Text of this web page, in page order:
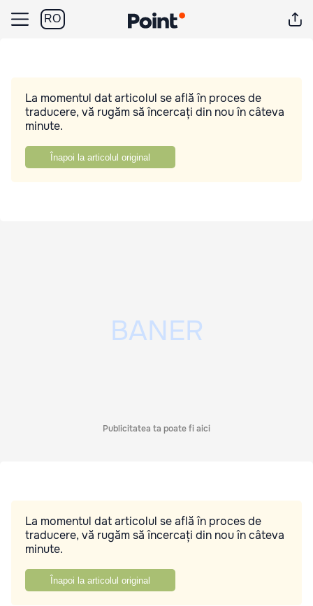
RO
La momentul dat articolul se află în proces de
traducere, vă rugăm să încercați din nou în câteva
minute.
Înapoi la articolul original
Publicitatea ta poate fi aici
La momentul dat articolul se află în proces de
traducere, vă rugăm să încercați din nou în câteva
minute.
Înapoi la articolul original